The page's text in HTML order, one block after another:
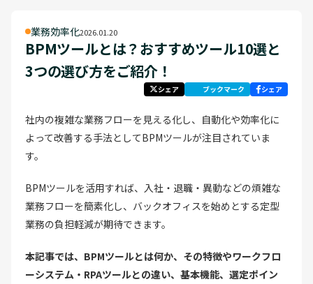
業務効率化2026.01.20
BPMツールとは？おすすめツール10選と
3つの選び方をご紹介！
シェア ブックマーク シェア
社内の複雑な業務フローを見える化し、自動化や効率化に
よって改善する手法としてBPMツールが注目されていま
す。
BPMツールを活用すれば、入社・退職・異動などの煩雑な
業務フローを簡素化し、バックオフィスを始めとする定型
業務の負担軽減が期待できます。
本記事では、BPMツールとは何か、その特徴やワークフロ
ーシステム・RPAツールとの違い、基本機能、選定ポイン